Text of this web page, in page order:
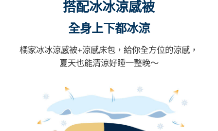
搭配冰冰涼感被
全身上下都冰涼
橘家冰冰涼感被+涼感床包，給你全方位的涼感，
夏天也能清涼好睡一整晚～